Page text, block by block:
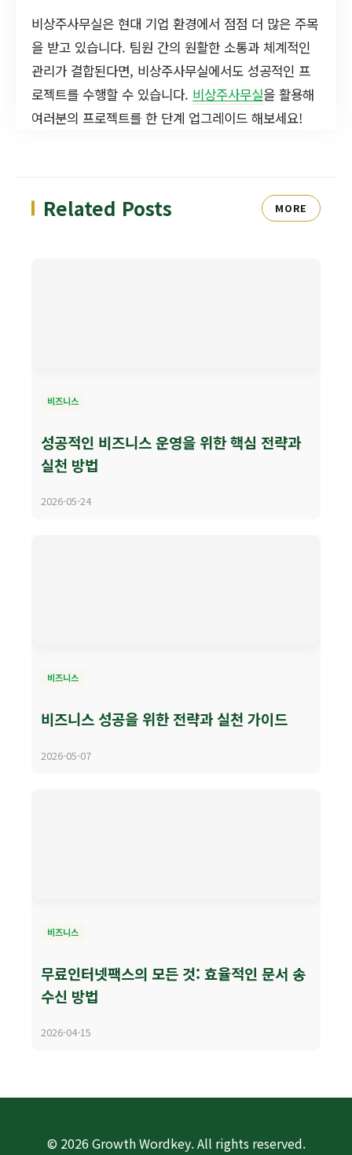
비상주사무실은 현대 기업 환경에서 점점 더 많은 주목
을 받고 있습니다. 팀원 간의 원활한 소통과 체계적인
관리가 결합된다면, 비상주사무실에서도 성공적인 프
로젝트를 수행할 수 있습니다. 비상주사무실을 활용해
여러분의 프로젝트를 한 단계 업그레이드 해보세요!
Related Posts MORE
비즈니스
성공적인 비즈니스 운영을 위한 핵심 전략과
실천 방법
2026-05-24
비즈니스
비즈니스 성공을 위한 전략과 실천 가이드
2026-05-07
비즈니스
무료인터넷팩스의 모든 것: 효율적인 문서 송
수신 방법
2026-04-15
© 2026 Growth Wordkey. All rights reserved.